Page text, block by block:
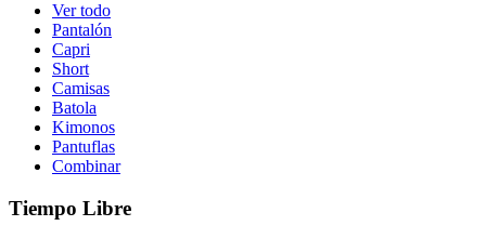
Ver todo
Pantalón
Capri
Short
Camisas
Batola
Kimonos
Pantuflas
Combinar
Tiempo Libre